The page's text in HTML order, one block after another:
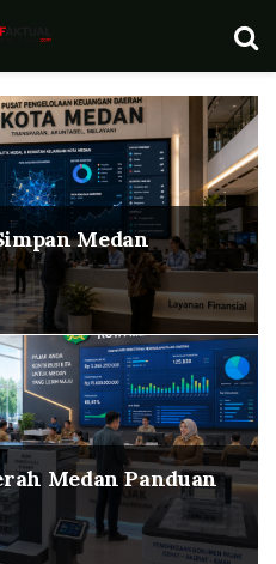
Medan
Medan Panduan